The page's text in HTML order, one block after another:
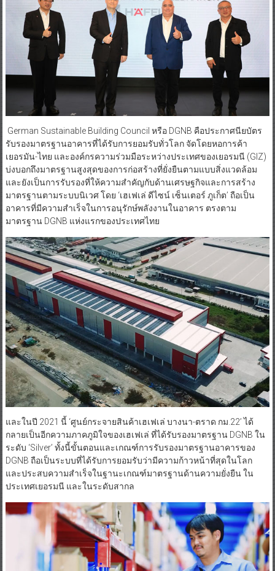
German Sustainable Building Council หรือ DGNB คือประกาศนียบัตร
รับรองมาตรฐานอาคารที่ได้รับการยอมรับทั่วโลก จัดโดยหอการค้า
เยอรมัน-ไทย และองค์กรความร่วมมือระหว่างประเทศของเยอรมนี (GIZ)
บ่งบอกถึงมาตรฐานสูงสุดของการก่อสร้างที่ยั่งยืนตามแบบสิ่งแวดล้อม
และยังเป็นการรับรองที่ให้ความสำคัญกับด้านเศรษฐกิจและการสร้าง
มาตรฐานตามระบบนิเวศ โดย ‘เฮเฟเล่ ดีไซน์ เซ็นเตอร์ ภูเก็ต’ ถือเป็น
อาคารที่มีความสำเร็จในการอนุรักษ์พลังงานในอาคาร ตรงตาม
มาตรฐาน DGNB แห่งแรกของประเทศไทย
และในปี 2021 นี้ ‘ศูนย์กระจายสินค้าเฮเฟเล่ บางนา-ตราด กม.22’ ได้
กลายเป็นอีกความภาคภูมิใจของเฮเฟเล่ ที่ได้รับรองมาตรฐาน DGNB ใน
ระดับ ‘Silver’ ทั้งนี้ขั้นตอนและเกณฑ์การรับรองมาตรฐานอาคารของ
DGNB ถือเป็นระบบที่ได้รับการยอมรับว่ามีความก้าวหน้าที่สุดในโลก
และประสบความสำเร็จในฐานะเกณฑ์มาตรฐานด้านความยั่งยืน ใน
ประเทศเยอรมนี และในระดับสากล